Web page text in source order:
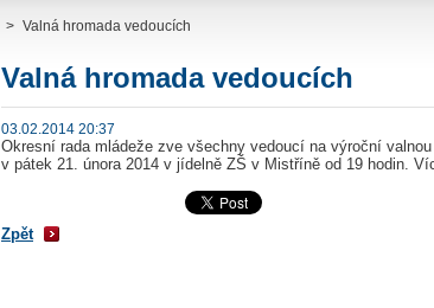
> Valná hromada vedoucích
Valná hromada vedoucích
03.02.2014 20:37
Okresní rada mládeže zve všechny vedoucí na výroční
v pátek 21. února 2014 v jídelně ZŠ v Mistříně od 19 hodin.
Zpět